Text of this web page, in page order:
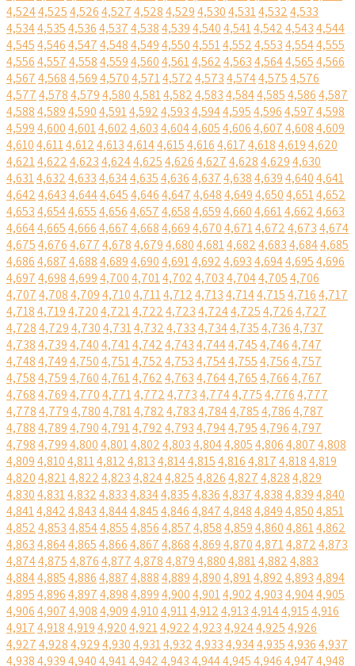
4,5244,5254,5264,5274,5284,5294,5304,5314,5324,533
4,5344,5354,5364,5374,5384,5394,5404,5414,5424,5434,544
4,5454,5464,5474,5484,5494,5504,5514,5524,5534,5544,555
4,5564,5574,5584,5594,5604,5614,5624,5634,5644,5654,566
4,5674,5684,5694,5704,5714,5724,5734,5744,5754,576
4,5774,5784,5794,5804,5814,5824,5834,5844,5854,5864,587
4,5884,5894,5904,5914,5924,5934,5944,5954,5964,5974,598
4,5994,6004,6014,6024,6034,6044,6054,6064,6074,6084,609
4,6104,6114,6124,6134,6144,6154,6164,6174,6184,6194,620
4,6214,6224,6234,6244,6254,6264,6274,6284,6294,630
4,6314,6324,6334,6344,6354,6364,6374,6384,6394,6404,641
4,6424,6434,6444,6454,6464,6474,6484,6494,6504,6514,652
4,6534,6544,6554,6564,6574,6584,6594,6604,6614,6624,663
4,6644,6654,6664,6674,6684,6694,6704,6714,6724,6734,674
4,6754,6764,6774,6784,6794,6804,6814,6824,6834,6844,685
4,6864,6874,6884,6894,6904,6914,6924,6934,6944,6954,696
4,6974,6984,6994,7004,7014,7024,7034,7044,7054,706
4,7074,7084,7094,7104,7114,7124,7134,7144,7154,7164,717
4,7184,7194,7204,7214,7224,7234,7244,7254,7264,727
4,7284,7294,7304,7314,7324,7334,7344,7354,7364,737
4,7384,7394,7404,7414,7424,7434,7444,7454,7464,747
4,7484,7494,7504,7514,7524,7534,7544,7554,7564,757
4,7584,7594,7604,7614,7624,7634,7644,7654,7664,767
4,7684,7694,7704,7714,7724,7734,7744,7754,7764,777
4,7784,7794,7804,7814,7824,7834,7844,7854,7864,787
4,7884,7894,7904,7914,7924,7934,7944,7954,7964,797
4,7984,7994,8004,8014,8024,8034,8044,8054,8064,8074,808
4,8094,8104,8114,8124,8134,8144,8154,8164,8174,8184,819
4,8204,8214,8224,8234,8244,8254,8264,8274,8284,829
4,8304,8314,8324,8334,8344,8354,8364,8374,8384,8394,840
4,8414,8424,8434,8444,8454,8464,8474,8484,8494,8504,851
4,8524,8534,8544,8554,8564,8574,8584,8594,8604,8614,862
4,8634,8644,8654,8664,8674,8684,8694,8704,8714,8724,873
4,8744,8754,8764,8774,8784,8794,8804,8814,8824,883
4,8844,8854,8864,8874,8884,8894,8904,8914,8924,8934,894
4,8954,8964,8974,8984,8994,9004,9014,9024,9034,9044,905
4,9064,9074,9084,9094,9104,9114,9124,9134,9144,9154,916
4,9174,9184,9194,9204,9214,9224,9234,9244,9254,926
4,9274,9284,9294,9304,9314,9324,9334,9344,9354,9364,937
4,9384,9394,9404,9414,9424,9434,9444,9454,9464,9474,948